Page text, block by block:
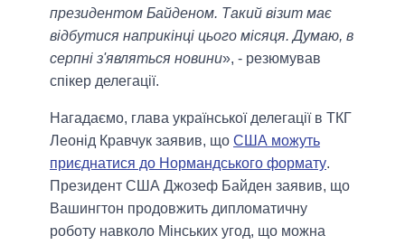
президентом Байденом. Такий візит має
відбутися наприкінці цього місяця. Думаю, в
серпні з'являться новини», - резюмував
спікер делегації.
Нагадаємо, глава української делегації в ТКГ
Леонід Кравчук заявив, що США можуть
приєднатися до Нормандського формату.
Президент США Джозеф Байден заявив, що
Вашингтон продовжить дипломатичну
роботу навколо Мінських угод, що можна